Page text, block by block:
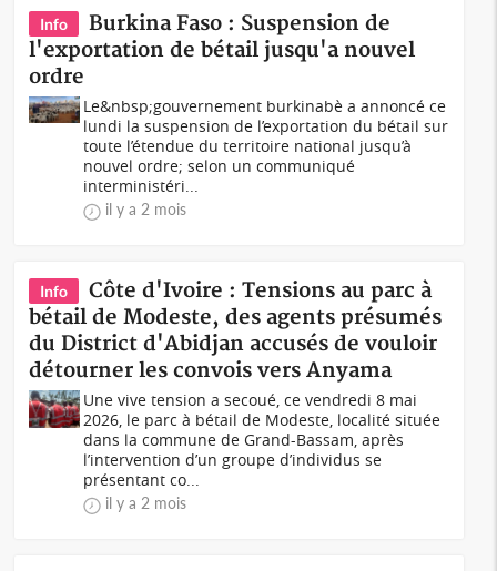
Info
Burkina Faso : Suspension de
l'exportation de bétail jusqu'a nouvel
ordre
Le&nbsp;gouvernement burkinabè a annoncé ce
lundi la suspension de l’exportation du bétail sur
toute l’étendue du territoire national jusqu’à
nouvel ordre; selon un communiqué
interministéri...
il y a 2 mois
Info
Côte d'Ivoire : Tensions au parc à
bétail de Modeste, des agents présumés
du District d'Abidjan accusés de vouloir
détourner les convois vers Anyama
Une vive tension a secoué, ce vendredi 8 mai
2026, le parc à bétail de Modeste, localité située
dans la commune de Grand-Bassam, après
l’intervention d’un groupe d’individus se
présentant co...
il y a 2 mois